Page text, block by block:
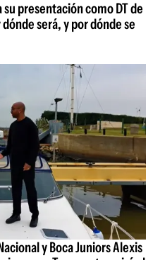
presentación como DT de
será, y por dónde se
y Boca Juniors Alexis